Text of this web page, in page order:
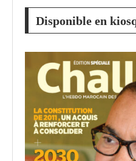
Disponible en